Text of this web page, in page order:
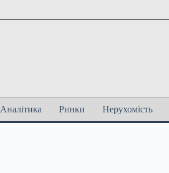
Аналітика Ринки Нерухомість